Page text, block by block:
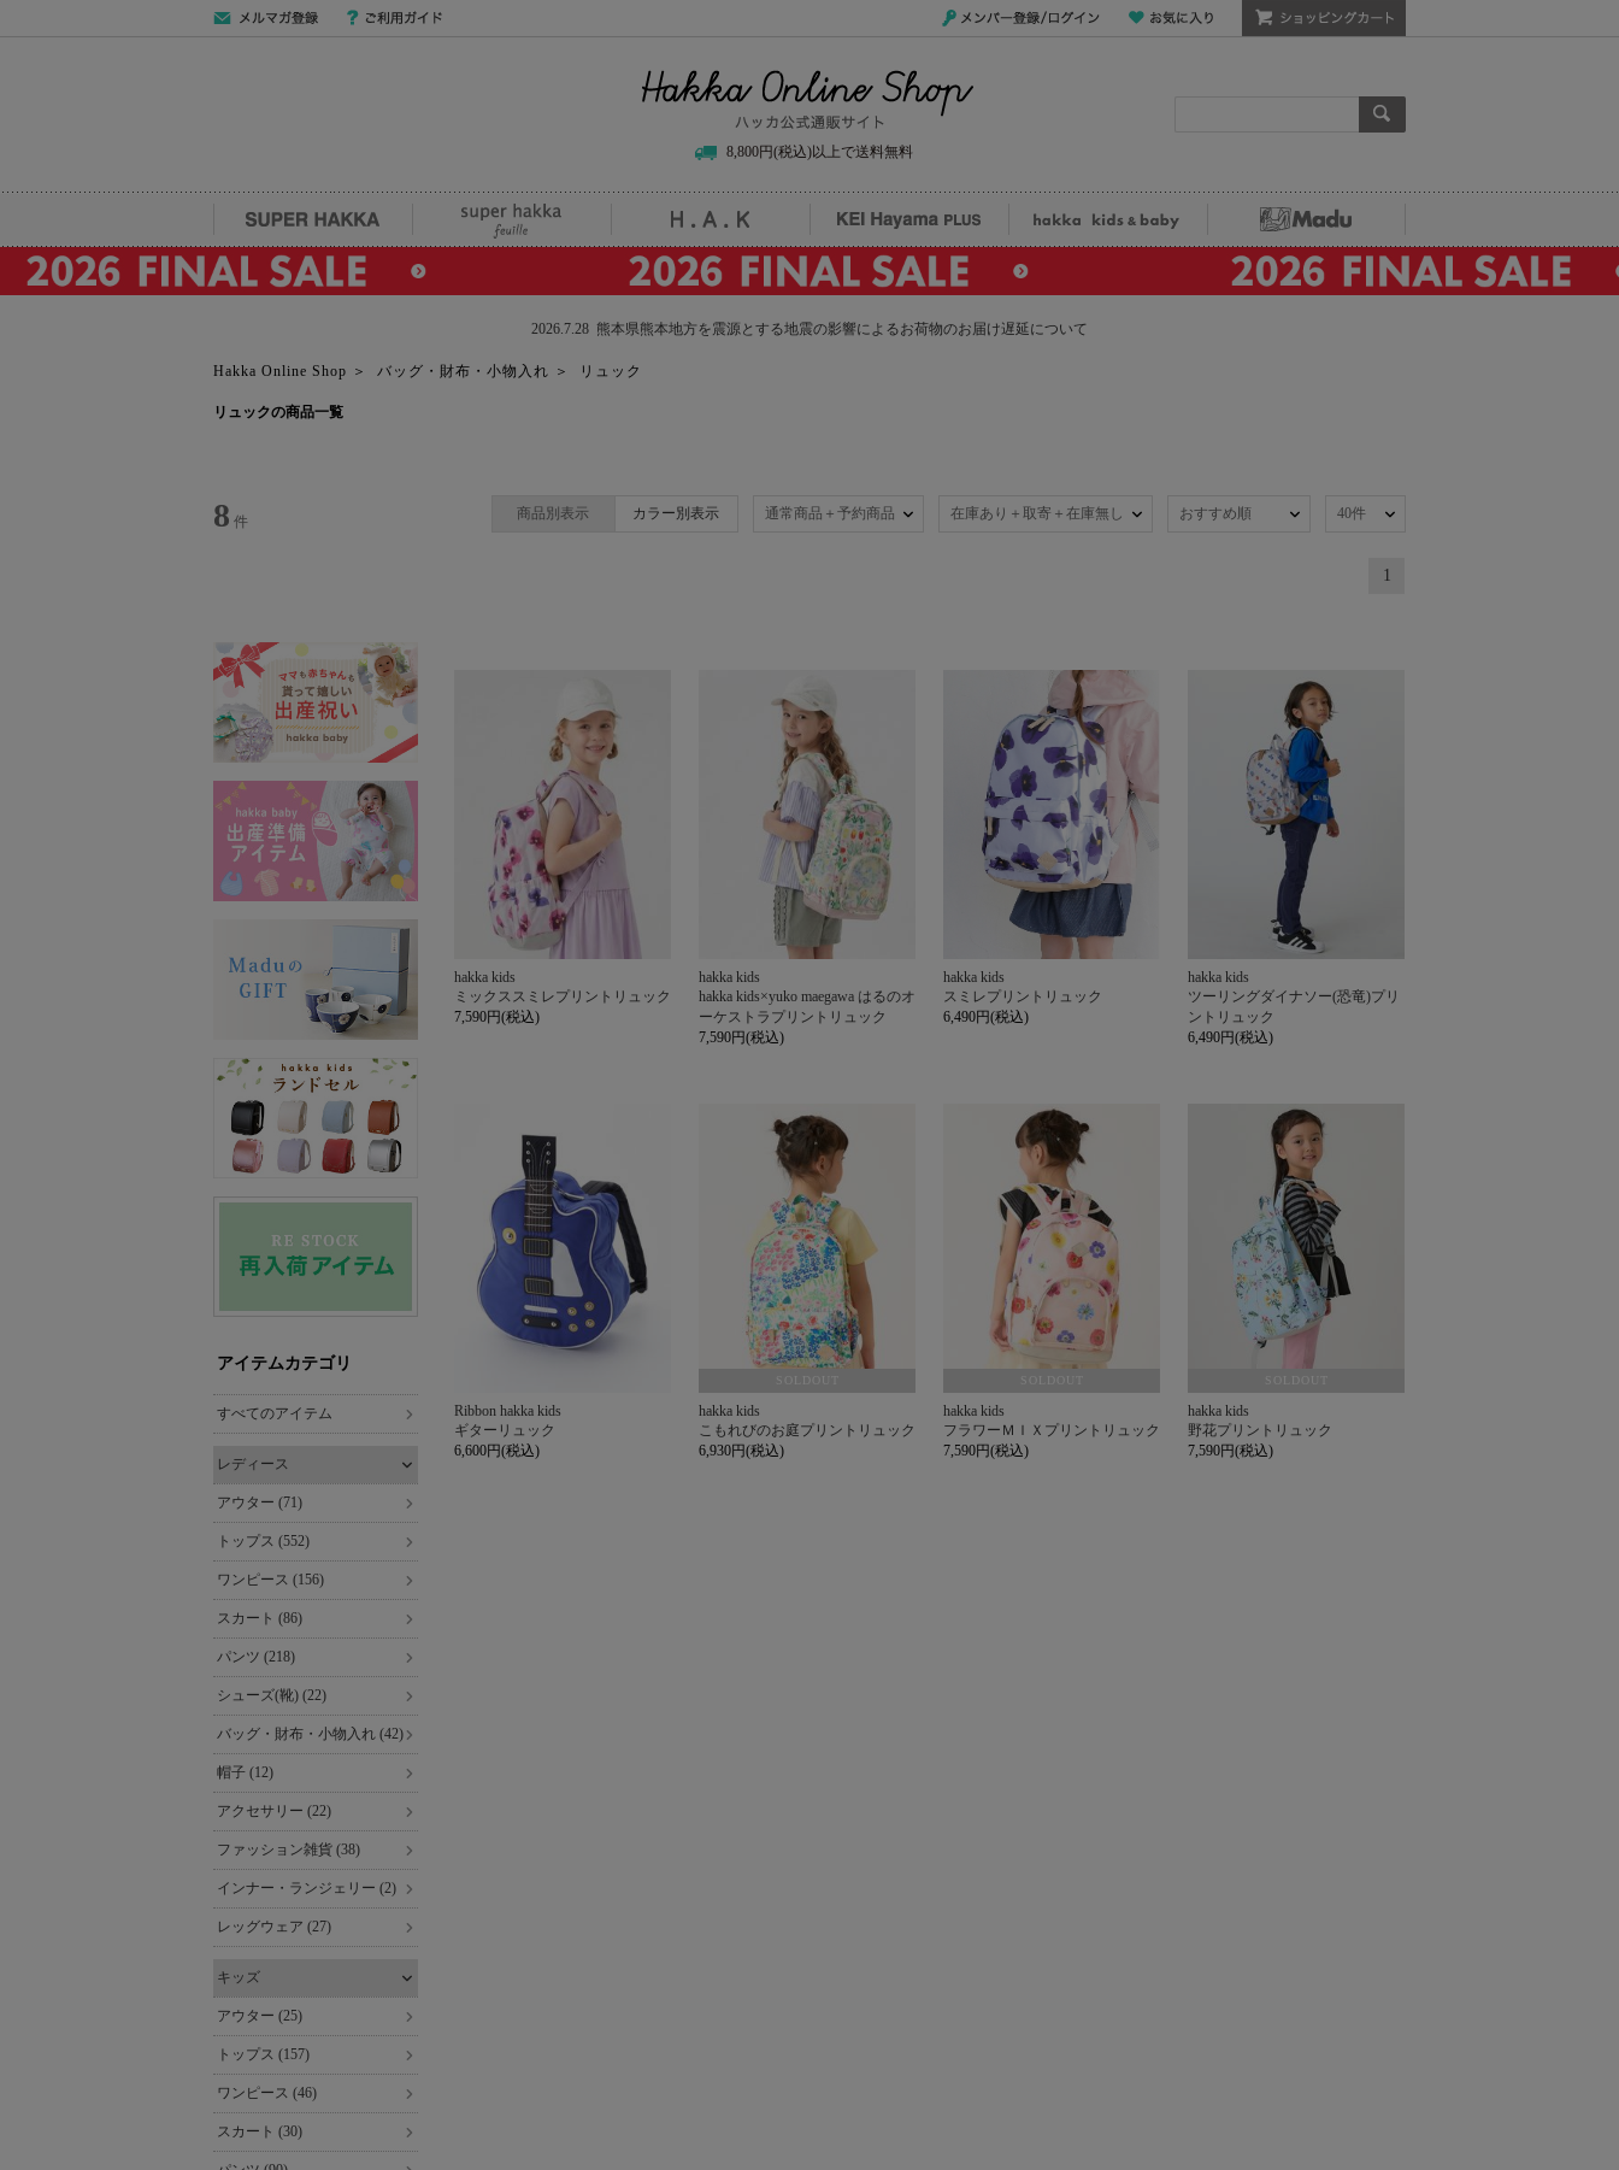
8,800円(税込)以上で送料無料
SUPER HAKKA H.A.K KEI Hayama PLUS Madu
2026.7.28 熊本県熊本地方を震源とする地震の影響によるお荷物のお届け遅延について
Hakka Online Shop ＞ バッグ・財布・小物入れ ＞ リュック
リュックの商品一覧
8 件 商品別表示 カラー別表示 通常商品＋予約商品 在庫あり＋取寄＋在庫無し おすすめ順 40件
1
アイテムカテゴリ
すべてのアイテム
レディース
アウター (71)
トップス (552)
ワンピース (156)
スカート (86)
パンツ (218)
シューズ(靴) (22)
バッグ・財布・小物入れ (42)
帽子 (12)
アクセサリー (22)
ファッション雑貨 (38)
インナー・ランジェリー (2)
レッグウェア (27)
キッズ
アウター (25)
トップス (157)
ワンピース (46)
スカート (30)
hakka kids
ミックススミレプリントリュック
7,590円(税込)
hakka kids
hakka kids×yuko maegawa はるのオ
ーケストラプリントリュック
7,590円(税込)
hakka kids
スミレプリントリュック
6,490円(税込)
hakka kids
ツーリングダイナソー(恐竜)プリ
ントリュック
6,490円(税込)
Ribbon hakka kids
ギターリュック
6,600円(税込)
SOLDOUT
hakka kids
こもれびのお庭プリントリュック
6,930円(税込)
SOLDOUT
hakka kids
フラワーＭＩＸプリントリュック
7,590円(税込)
SOLDOUT
hakka kids
野花プリントリュック
7,590円(税込)